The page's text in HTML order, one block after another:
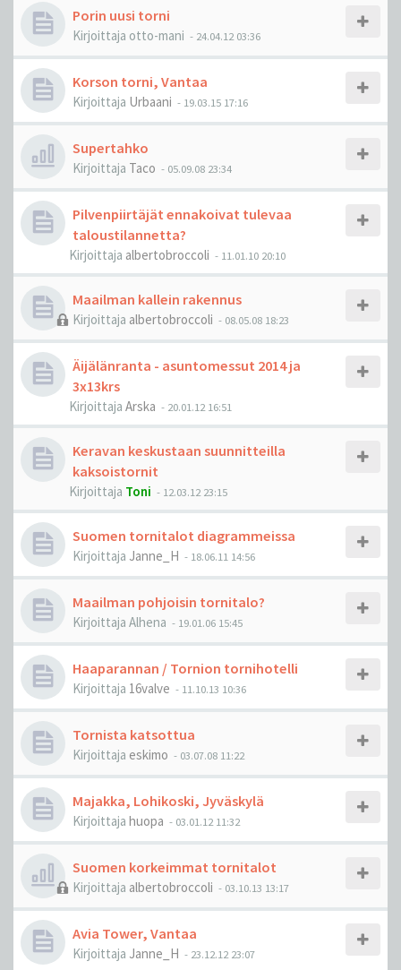
Porin uusi torni
Kirjoittaja otto-mani - 24.04.12 03:36
Korson torni, Vantaa
Kirjoittaja Urbaani - 19.03.15 17:16
Supertahko
Kirjoittaja Taco - 05.09.08 23:34
Pilvenpiirtäjät ennakoivat tulevaa
taloustilannetta?
Kirjoittaja albertobroccoli - 11.01.10 20:10
Maailman kallein rakennus
Kirjoittaja albertobroccoli - 08.05.08 18:23
Äijälänranta - asuntomessut 2014 ja
3x13krs
Kirjoittaja Arska - 20.01.12 16:51
Keravan keskustaan suunnitteilla
kaksoistornit
Kirjoittaja Toni - 12.03.12 23:15
Suomen tornitalot diagrammeissa
Kirjoittaja Janne_H - 18.06.11 14:56
Maailman pohjoisin tornitalo?
Kirjoittaja Alhena - 19.01.06 15:45
Haaparannan / Tornion tornihotelli
Kirjoittaja 16valve - 11.10.13 10:36
Tornista katsottua
Kirjoittaja eskimo - 03.07.08 11:22
Majakka, Lohikoski, Jyväskylä
Kirjoittaja huopa - 03.01.12 11:32
Suomen korkeimmat tornitalot
Kirjoittaja albertobroccoli - 03.10.13 13:17
Avia Tower, Vantaa
Kirjoittaja Janne_H - 23.12.12 23:07